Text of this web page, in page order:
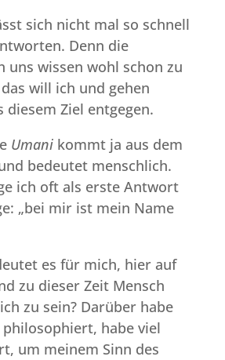
sich nicht mal so schnell
Denn die
uns wissen wohl schon zu
will ich und gehen
diesem Ziel entgegen.
Umanikommt ja aus dem
bedeutet menschlich.
ich oft als erste Antwort
„bei mir ist mein Name
es für mich, hier auf
zu dieser Zeit Mensch
zu sein? Darüber habe
habe viel
um meinem Sinn des